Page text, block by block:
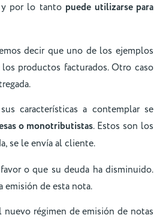
y por lo tanto puede utilizarse para
decir que uno de los ejemplos
productos facturados. Otro caso
características a contemplar se
o monotributistas. Estos son los
se le envía al cliente.
o que su deuda ha disminuido.
emisión de esta nota.
régimen de emisión de notas